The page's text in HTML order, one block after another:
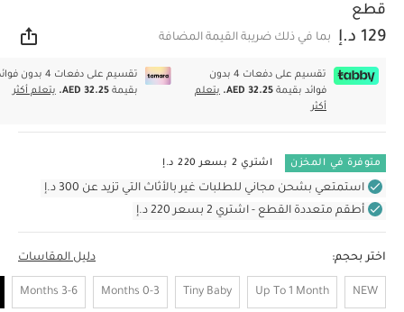
قطع
129 د.إ بما في ذلك ضريبة القيمة المضافة
تقسيم على دفعات 4 بدون
فوائد بقيمة AED 32.25.
يتعلم
أكثر
تقسيم على دفعات 4 بدون
بقيمةAED 32.25. يتعلم أكثر
متوفرة في المخزن اشتري 2 بسعر 220 د.إ
استمتعي بشحن مجاني للطلبات غير بالأثاث التي تزيد عن 300 د.إ
أطقم متعددة القطع - اشتري 2 بسعر 220 د.إ
اختر بحجم: دليل المقاسات
NEW
Up To 1 Month
Tiny Baby
0-3 Months
3-6 Months